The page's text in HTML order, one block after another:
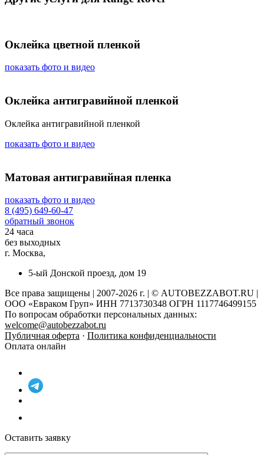
Оклейка цветной пленкой
показать фото и видео
Оклейка антигравийной пленкой
Оклейка антигравийной пленкой
показать фото и видео
Матовая антигравийная пленка
показать фото и видео
8 (495) 649-60-47
обратный звонок
24 часа
без выходных
г. Москва,
5-ый Донской проезд, дом 19
Все права защищены | 2007-2026 г. | © AUTOBEZZABOT.RU |
ООО «Евраком Груп» ИНН 7713730348 ОГРН 1117746499155
По вопросам обработки персональных данных:
welcome@autobezzabot.ru
Публичная оферта · Политика конфиденциальности
Оплата онлайн
Оставить заявку